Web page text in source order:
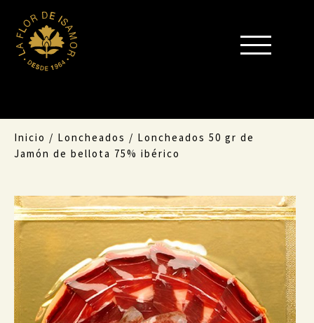
Inicio / Loncheados / Loncheados 50 gr de
Jamón de bellota 75% ibérico